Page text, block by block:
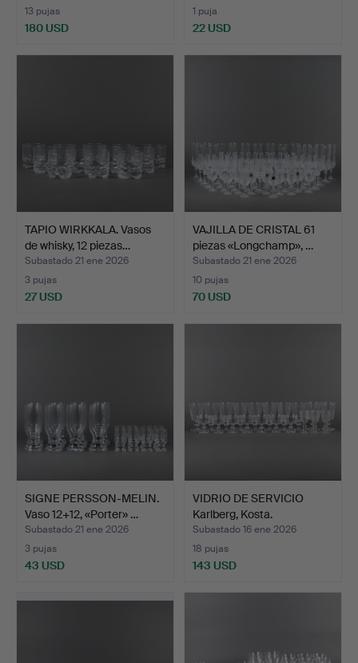
13 pujas
180 USD
1 puja
22 USD
TAPIO WIRKKALA. Vasos
de whisky, 12 piezas…
Subastado 21 ene 2026
3 pujas
27 USD
VAJILLA DE CRISTAL 61
piezas «Longchamp», …
Subastado 21 ene 2026
10 pujas
70 USD
SIGNE PERSSON-MELIN.
Vaso 12+12, «Porter» …
Subastado 21 ene 2026
3 pujas
43 USD
VIDRIO DE SERVICIO
Karlberg, Kosta.
Subastado 16 ene 2026
18 pujas
143 USD